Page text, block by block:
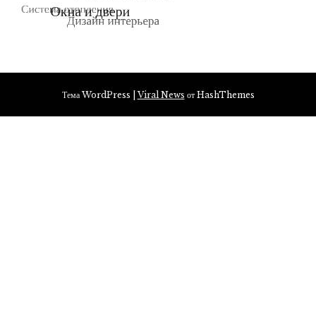
Тема WordPress |Viral News от HashThemes